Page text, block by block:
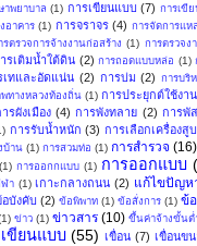
าพยาบาล (1) การเขียนแบบ (7) การเขี
อาคาร (1) การจราจร (4) การจัดการแห
รตรวจการจ้างงานก่อสร้าง (1) การตรวจง
รเติมน้ำใต้ดิน (2) การถอดแบบหล่อ (1)
เทและอัดแน่น (2) การบ่ม (2) การบริ
ทางหลวงท้องถิ่น (1) การประยุกต์ใช้งาน
รผังเมือง (4) การพังทลาย (2) การพั
การรับน้ำหนัก (3) การเลือกเครื่องสู
บ้าน (1) การสวมท่อ (1) การสำรวจ (16)
(1) การออกกแบบ (1) การออกแบบ
า (1) เกาะกลางถนน (2) แก้ไขปัญห
บังคับ (2) ข้อพิพาท (1) ข้อสั่งการ (1) ข้
ข่าว (1) ข่าวสาร (10) ขึ้นค่าจ้างขั้นต่
เขียนแบบ (55) เขื่อน (7) เขื่อนข